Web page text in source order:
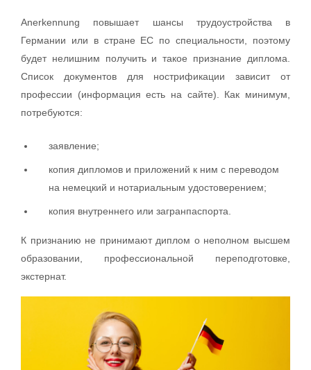
Anerkennung повышает шансы трудоустройства в
Германии или в стране ЕС по специальности, поэтому
будет нелишним получить и такое признание диплома.
Список документов для нострификации зависит от
профессии (информация есть на сайте). Как минимум,
потребуются:
заявление;
копия дипломов и приложений к ним с переводом
на немецкий и нотариальным удостоверением;
копия внутреннего или загранпаспорта.
К признанию не принимают диплом о неполном высшем
образовании, профессиональной переподготовке,
экстернат.